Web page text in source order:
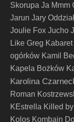
Skorupa Ja Mmm
Jarun Jary
Joulie Fox Jucho
Like Greg
ogórków Kamil
Kapela Bożków
Karolina
Roman
KEstrella Killed
Kolos Kombajn